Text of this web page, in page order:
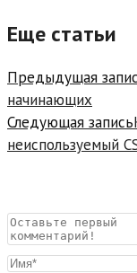
Еще статьи
Предыдущая
начинающих
Следующая запись
неиспользуемый